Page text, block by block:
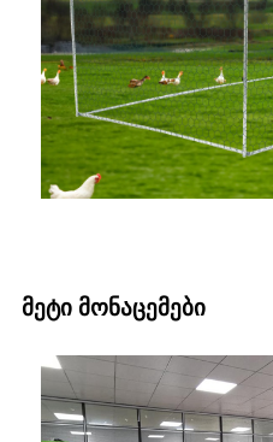
მეტი მონაცემები